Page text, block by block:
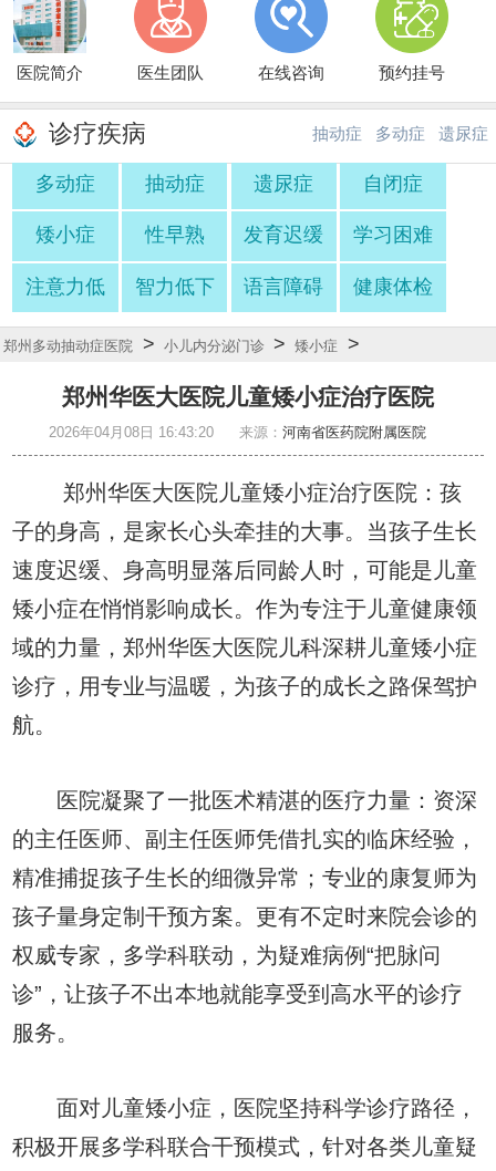
医院简介 医生团队 在线咨询 预约挂号
诊疗疾病 抽动症
·
多动症
·
遗尿症
多动症 抽动症 遗尿症 自闭症
矮小症 性早熟 发育迟缓 学习困难
注意力低 智力低下 语言障碍 健康体检
郑州多动抽动症医院 > 小儿内分泌门诊 > 矮小症 >
郑州华医大医院儿童矮小症治疗医院
2026年04月08日 16:43:20 来源： 河南省医药院附属医院
郑州华医大医院儿童矮小症治疗医院：孩
子的身高，是家长心头牵挂的大事。当孩子生长
速度迟缓、身高明显落后同龄人时，可能是儿童
矮小症在悄悄影响成长。作为专注于儿童健康领
域的力量，郑州华医大医院儿科深耕儿童矮小症
诊疗，用专业与温暖，为孩子的成长之路保驾护
航。
医院凝聚了一批医术精湛的医疗力量：资深
的主任医师、副主任医师凭借扎实的临床经验，
精准捕捉孩子生长的细微异常；专业的康复师为
孩子量身定制干预方案。更有不定时来院会诊的
权威专家，多学科联动，为疑难病例“把脉问
诊”，让孩子不出本地就能享受到高水平的诊疗
服务。
面对儿童矮小症，医院坚持科学诊疗路径，
积极开展多学科联合干预模式，针对各类儿童疑